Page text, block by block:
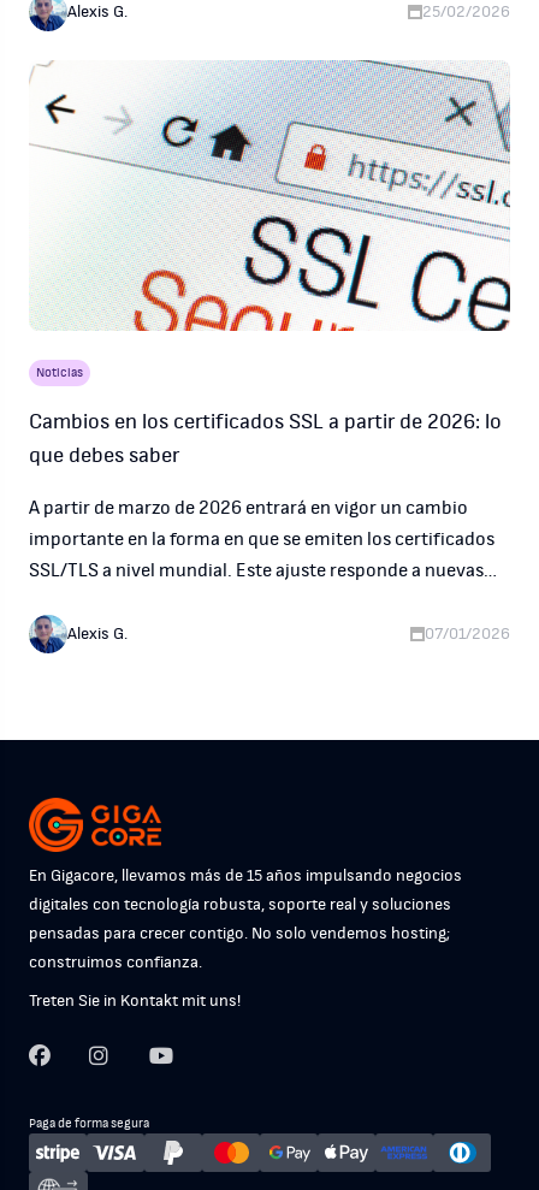
interrupciones o modificaciones en las capacidades
Alexis G. 25/02/2026
Noticias
Cambios en los certificados SSL a partir de 2026: lo
que debes saber
A partir de marzo de 2026 entrará en vigor un cambio
importante en la forma en que se emiten los certificados
SSL/TLS a nivel mundial. Este ajuste responde a nuevas
proveedores y autoridades certificadoras.
Alexis G. 07/01/2026
En Gigacore, llevamos más de 15 años impulsando negocios
digitales con tecnología robusta, soporte real y soluciones
pensadas para crecer contigo. No solo vendemos hosting;
construimos confianza.
Treten Sie in Kontakt mit uns!
Paga de forma segura